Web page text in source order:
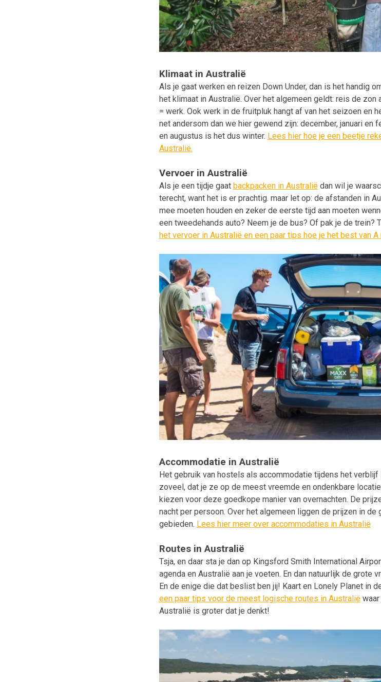
Klimaat in Australië
Als je gaat werken en reizen Down Under, dan is het handig
het klimaat in Australië. Over het algemeen geldt: reis de
= werk. Ook werk in de fruitpluk hangt af van het seizoen en
net andersom dan we hier gewend zijn: december, januari en
en augustus is het dus winter. Lees hier hoe je een beetje
Australië.
Vervoer in Australië
Als je een tijdje gaat backpacken in Australiëdan wil je
terecht, want het is er prachtig. maar let op: de afstanden in
mee moeten houden en zeker de eerste tijd aan moeten
een tweedehands auto? Neem je de bus? Of pak je de trein?
het vervoer in Australië en een paar tips hoe je het best van A
Accommodatie in Australië
Het gebruik van hostels als accommodatie tijdens het
zoveel, dat je ze op de meest vreemde en ondenkbare
kiezen voor deze goedkope manier van overnachten. De
nacht per persoon. Over het algemeen liggen de prijzen in
gebieden. Lees hier meer over accommodaties in Australië
Routes in Australië
Tsja, en daar sta je dan op Kingsford Smith International
agenda en Australië aan je voeten. En dan natuurlijk de grote
En de enige die dat beslist ben jij! Kaart en Lonely Planet in
een paar tips voor de meest logische routes in Australiëwaar
Australië is groter dat je denkt!